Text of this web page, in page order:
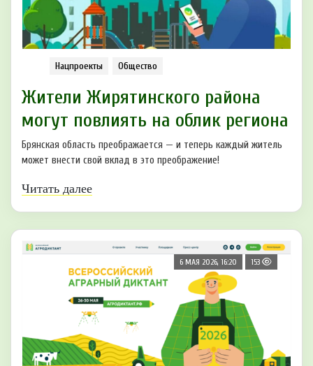
Нацпроекты Общество
Жители Жирятинского района
могут повлиять на облик региона
Брянская область преображается — и теперь каждый житель
может внести свой вклад в это преображение!
Читать далее
6 МАЯ 2026, 16:20 153